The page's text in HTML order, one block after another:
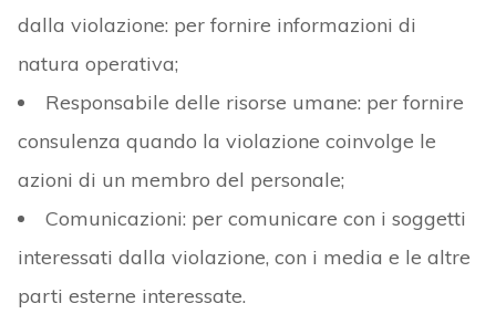
dalla violazione: per fornire informazioni di
natura operativa;
Responsabile delle risorse umane: per fornire
consulenza quando la violazione coinvolge le
azioni di un membro del personale;
Comunicazioni: per comunicare con i soggetti
interessati dalla violazione, con i media e le altre
parti esterne interessate.